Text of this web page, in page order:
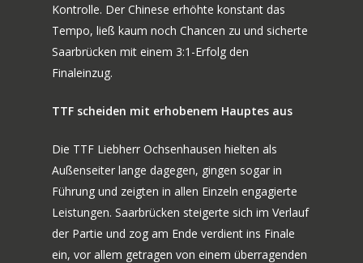
Kontrolle. Der Chinese erhöhte konstant das
Tempo, ließ kaum noch Chancen zu und sicherte
Saarbrücken mit einem 3:1-Erfolg den
Finaleinzug.
TTF scheiden mit erhobenem Hauptes aus
Die TTF Liebherr Ochsenhausen hielten als
Außenseiter lange dagegen, gingen sogar in
Führung und zeigten in allen Einzeln engagierte
Leistungen. Saarbrücken steigerte sich im Verlauf
der Partie und zog am Ende verdient ins Finale
ein, vor allem getragen von einem überragenden